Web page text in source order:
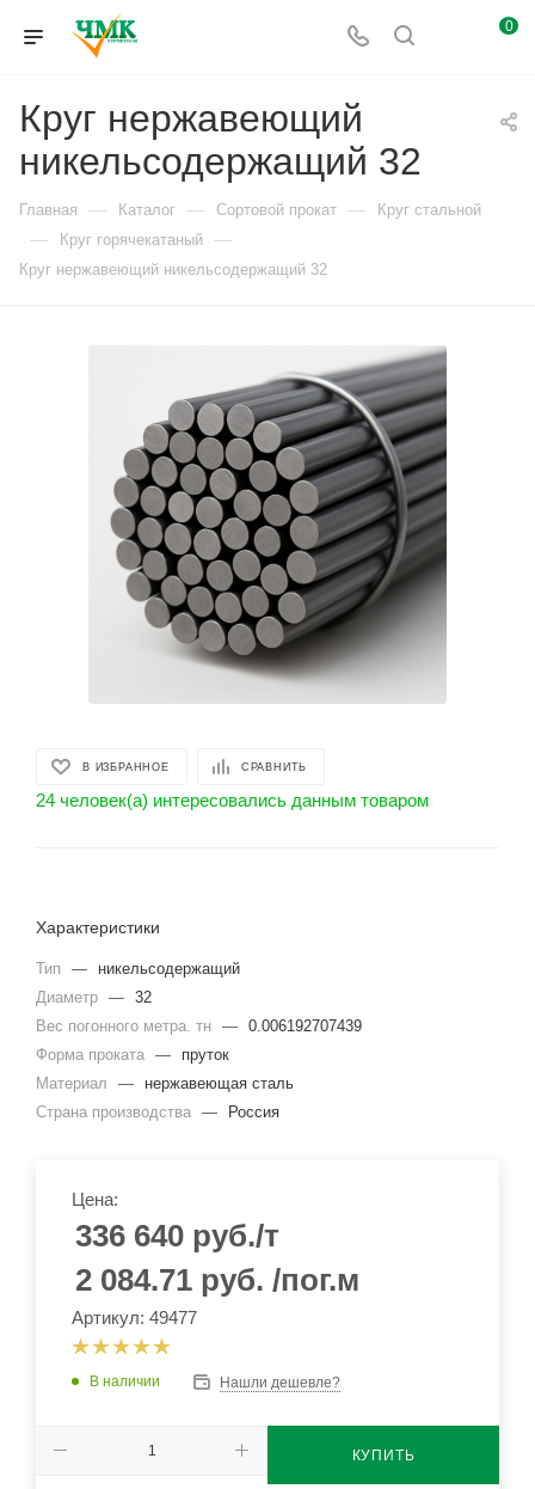
0
Круг нержавеющий
никельсодержащий 32
Главная — Каталог — Сортовой прокат — Круг стальной
— Круг горячекатаный —
Круг нержавеющий никельсодержащий 32
В ИЗБРАННОЕ СРАВНИТЬ
24 человек(а) интересовались данным товаром
Характеристики
Тип —
никельсодержащий
Диаметр — 32
Вес погонного метра. тн — 0.006192707439
Форма проката —
пруток
Материал
—
нержавеющая сталь
Страна производства — Россия
Цена:
336 640 руб./т
2 084.71 руб. /пог.м
Артикул: 49477
В наличии Нашли дешевле?
КУПИТЬ